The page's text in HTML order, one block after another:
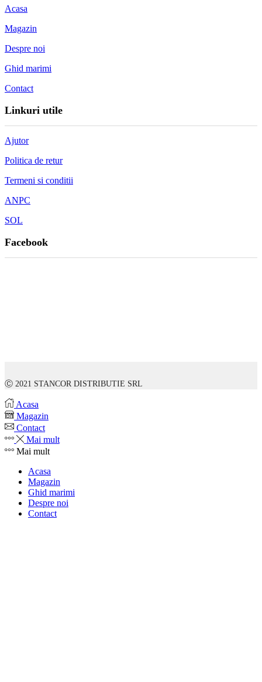
Acasa
Magazin
Despre noi
Ghid marimi
Contact
Linkuri utile
Ajutor
Politica de retur
Termeni si conditii
ANPC
SOL
Facebook
Ⓒ 2021 STANCOR DISTRIBUTIE SRL
Acasa
Magazin
Contact
Mai mult
Mai mult
Acasa
Magazin
Ghid marimi
Despre noi
Contact